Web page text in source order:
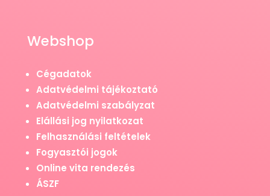
Webshop
Cégadatok
Adatvédelmi tájékoztató
Adatvédelmi szabályzat
Elállási jog nyilatkozat
Felhasználási feltételek
Fogyasztói jogok
Online vita rendezés
ÁSZF